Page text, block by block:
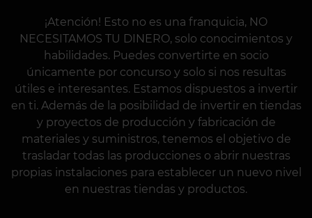
¡Atención! Esto no es una franquicia, NO
NECESITAMOS TU DINERO, solo conocimientos y
habilidades. Puedes convertirte en socio
únicamente por concurso y solo si nos resultas
útiles e interesantes. Estamos dispuestos a invertir
en ti. Además de la posibilidad de invertir en tiendas
y proyectos de producción y fabricación de
materiales y suministros, tenemos el objetivo de
trasladar todas las producciones o abrir nuestras
propias instalaciones para establecer un nuevo nivel
en nuestras tiendas y productos.